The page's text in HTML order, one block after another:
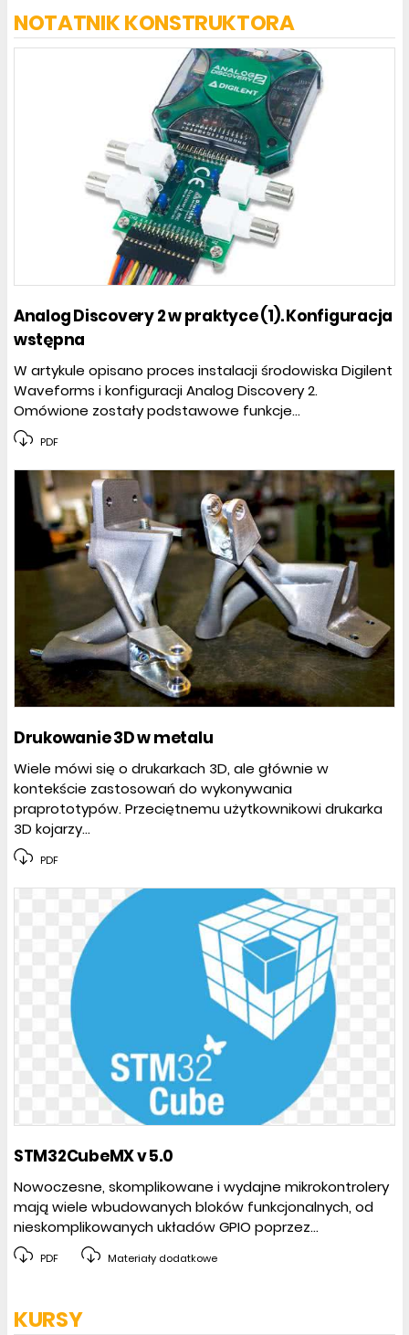
NOTATNIK KONSTRUKTORA
Analog Discovery 2 w praktyce (1). Konfiguracja
wstępna
W artykule opisano proces instalacji środowiska Digilent
Waveforms i konfiguracji Analog Discovery 2.
Omówione zostały podstawowe funkcje...
PDF
Drukowanie 3D w metalu
Wiele mówi się o drukarkach 3D, ale głównie w
kontekście zastosowań do wykonywania
praprototypów. Przeciętnemu użytkownikowi drukarka
3D kojarzy...
PDF
STM32CubeMX v 5.0
Nowoczesne, skomplikowane i wydajne mikrokontrolery
mają wiele wbudowanych bloków funkcjonalnych, od
nieskomplikowanych układów GPIO poprzez...
PDF Materiały dodatkowe
KURSY